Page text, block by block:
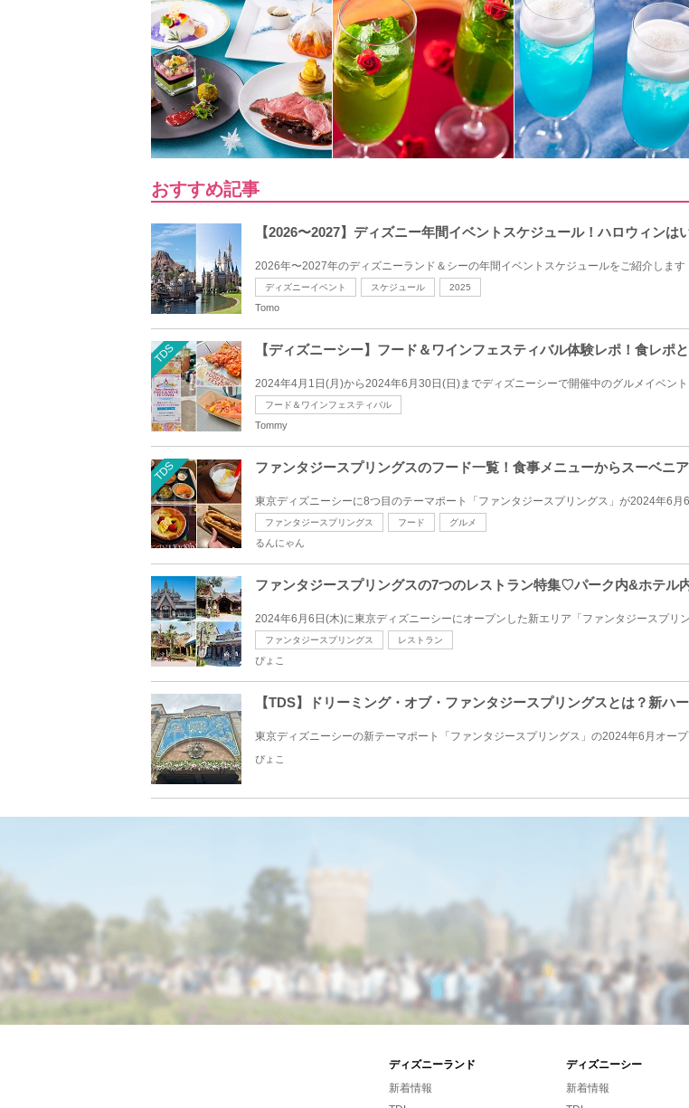
おすすめ記事
【2026〜2027】ディズニー年間イベントスケジュール！ハロウィンは
2026年〜2027年のディズニーランド＆シーの年間イベントスケジュールをご紹介しま
ディズニーイベント スケジュール 2025
Tomo
TDS 【ディズニーシー】フード＆ワインフェスティバル体験レポ！食レポ
2024年4月1日(月)から2024年6月30日(日)までディズニーシーで開催中のグルメイベン
フード＆ワインフェスティバル
Tommy
TDS ファンタジースプリングスのフード一覧！食事メニューからスーベニ
東京ディズニーシーに8つ目のテーマポート「ファンタジースプリングス」が2024年6月
ファンタジースプリングス フード グルメ
るんにゃん
ファンタジースプリングスの7つのレストラン特集♡パーク内&ホテル
2024年6月6日(木)に東京ディズニーシーにオープンした新エリア「ファンタジースプリ
ファンタジースプリングス レストラン
ぴょこ
【TDS】ドリーミング・オブ・ファンタジースプリングスとは？新ハ
東京ディズニーシーの新テーマポート「ファンタジースプリングス」の2024年6月オー
ぴょこ
ディズニーランド ディズニーシー
新着情報
新着情報